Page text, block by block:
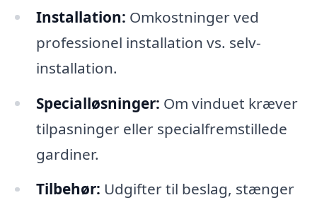
Installation: Omkostninger ved
professionel installation vs. selv-
installation.
Specialløsninger: Om vinduet kræver
tilpasninger eller specialfremstillede
gardiner.
Tilbehør: Udgifter til beslag, stænger